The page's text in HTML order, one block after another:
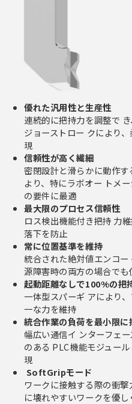
優れた汎用性と生産性
連続的に把持力を調整で
ジョーストロー クにより
現
信頼性が高く繊細
密閉設計と滑らかに動作
より、特にラボオー トメ
の要件に最適
最大限のプロセス信頼性
ロス検出機能付き把持 力
落下を防止
常に位置基準を維持
統合された絶対値エンコ
源障害時の両方の場合で
起動距離なしで100%の把
一体型スパーギ アにより
一な力を維持
統合作業の負荷を最小限に
幅広い通信イ ンターフェ
のある PLC機能モジュー
現
SoftGripモード
ワークに接触する際の衝
に壊れやすいワークを優し